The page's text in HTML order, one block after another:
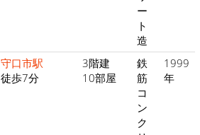
ー
ト
造
守口市駅
徒歩7分
3階建
10部屋
鉄
筋
コ
ン
ク
1999
年